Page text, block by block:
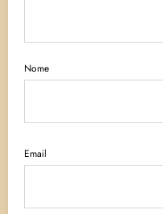
Nome
Email